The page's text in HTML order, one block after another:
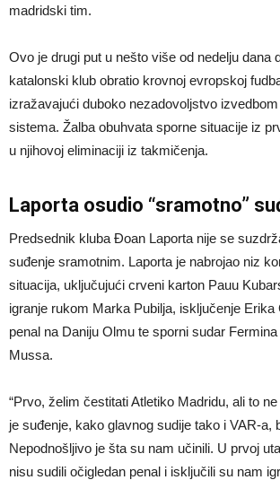
madridski tim.
Ovo je drugi put u nešto više od nedelju dana
katalonski klub obratio krovnoj evropskoj
izražavajući duboko nezadovoljstvo
sistema. Žalba obuhvata sporne situacije iz
u njihovoj eliminaciji iz takmičenja.
Laporta osudio “sramotno”
Predsednik kluba Đoan Laporta nije se
suđenje sramotnim. Laporta je nabrojao niz
situacija, uključujući crveni karton Pauu
igranje rukom Marka Pubilja, isključenje Erika
penal na Daniju Olmu te sporni sudar
Mussa.
“Prvo, želim čestitati Atletiko Madridu, ali to
je suđenje, kako glavnog sudije tako i VAR-a,
Nepodnošljivo je šta su nam učinili. U prvoj
nisu sudili očigledan penal i isključili su nam